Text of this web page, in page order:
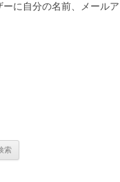
に自分の名前、メールア